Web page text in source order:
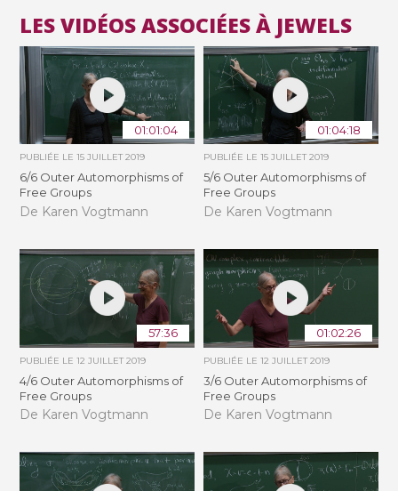
LES VIDÉOS ASSOCIÉES À JEWELS
01:01:04
PUBLIÉE LE15 JUILLET 2019
6/6 Outer Automorphisms of
Free Groups
De Karen Vogtmann
01:04:18
PUBLIÉE LE 15 JUILLET 2019
5/6 Outer Automorphisms of
Free Groups
De Karen Vogtmann
57:36
PUBLIÉE LE12 JUILLET 2019
4/6 Outer Automorphisms of
Free Groups
De Karen Vogtmann
01:02:26
PUBLIÉE LE 12 JUILLET 2019
3/6 Outer Automorphisms of
Free Groups
De Karen Vogtmann